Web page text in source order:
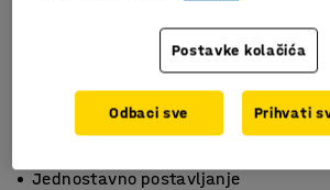
Jednostavno postavljanje
Postavke kolačića
Odbaci sve Prihvati